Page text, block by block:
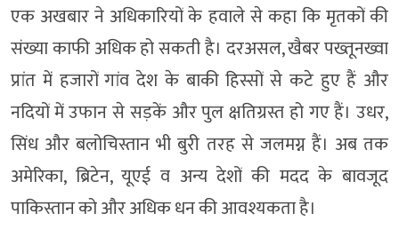
एक अखबार ने अधिकारियों के हवाले से कहा कि मृतकों की
संख्या काफी अधिक हो सकती है। दरअसल, खैबर पख्तूनख्वा
प्रांत में हजारों गांव देश के बाकी हिस्सों से कटे हुए हैं और
नदियों में उफान से सड़कें और पुल क्षतिग्रस्त हो गए हैं। उधर,
सिंध और बलोचिस्तान भी बुरी तरह से जलमग्न हैं। अब तक
अमेरिका, ब्रिटेन, यूएई व अन्य देशों की मदद के बावजूद
पाकिस्तान को और अधिक धन की आवश्यकता है।